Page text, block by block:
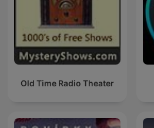
Old Time Radio Theater